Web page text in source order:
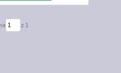
z 1